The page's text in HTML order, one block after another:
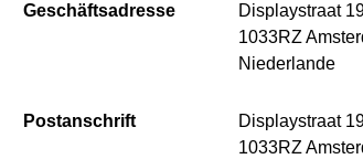
Geschäftsadresse
Displaystraat
1033RZ
Niederlande
Postanschrift
Displaystraat
1033RZ